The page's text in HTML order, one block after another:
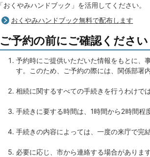
「おくやみハンドブック」を活用してください。
おくやみハンドブック無料で配布します
ご予約の前にご確認ください
予約時にご提供いただいた情報をもとに、
す。このため、ご予約の際には、関係部署
相続に関するすべての手続きを行うわけで
手続きに要する時間は、1時間から2時間程
手続きの内容によっては、一度の来庁で完
必要に応じ、市から連絡する場合があります